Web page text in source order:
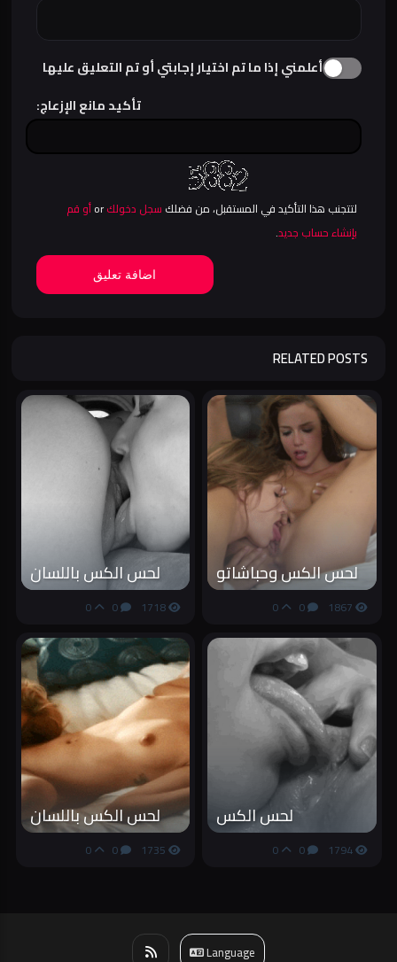
أعلمني إذا ما تم اختيار إجابتي أو تم التعليق عليها
تأكيد مانع الإزعاج:
لتتجنب هذا التأكيد في المستقبل، من فضلك سجل دخولكor
أو قم
بإنشاء حساب جديد.
اضافة تعليق
RELATED POSTS
لحس الكس وحباشاتو
0
0
لحس الكس باللسان
1718
0
0
لحس الكس
1794
0
0
لحس الكس باللسان
0
0
Language